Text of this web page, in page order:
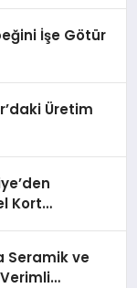
İşe Götür
Üretim
Kort
Seramik ve